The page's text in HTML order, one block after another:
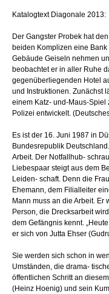
Katalogtext Diagonale 2013:
Der Gangster Probek hat
beiden Komplizen eine
Gebäude Geiseln nehmen
beobachtet er in aller Ruhe
gegenüberliegenden Hotel
und Instruktionen. Zunächst
einem Katz- und-Maus-
Polizei entwickelt.
Es ist der 16. Juni 1987 in
Bundesrepublik
Arbeit. Der Notfallhub-
Liebespaar steigt aus dem
Leiden- schaft. Denn die
Ehemann, dem Filialleiter
Mann muss an die Arbeit.
Person, die Drecksarbeit
dem Gefängnis kennt.
er sich von Jutta Ehser
Sie werden sich schon in
Umständen, die drama-
öffentlichen Schritt an
(Heinz Hoenig) und sein